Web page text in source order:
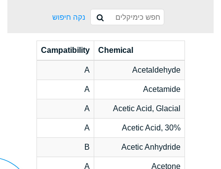
נקה חיפוש
Chemical
Campatibility
Acetaldehyde
A
Acetamide
A
Acetic Acid, Glacial
A
Acetic Acid, 30%
A
Acetic Anhydride
B
Acetone
A